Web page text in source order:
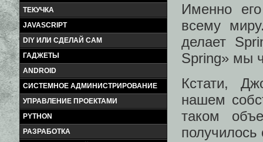
ТЕКУЧКА
JAVASCRIPT
DIY ИЛИ СДЕЛАЙ САМ
ГАДЖЕТЫ
ANDROID
СИСТЕМНОЕ АДМИНИСТРИРОВАНИЕ
УПРАВЛЕНИЕ ПРОЕКТАМИ
PYTHON
РАЗРАБОТКА
Именно
всему
делает
Spring» мы
Кстати,
нашем
таком